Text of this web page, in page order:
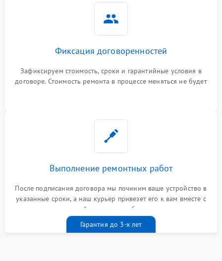
Фиксация договоренностей
Зафиксируем стоимость, сроки и гарантийные условия в
договоре. Стоимость ремонта в процессе меняться не будет
Выполнение ремонтных работ
После подписания договора мы починим ваше устройство в
указанные сроки, а наш курьер привезет его к вам вместе с
гарантийным талоном бесплатно
Гарантия до 3-х лет